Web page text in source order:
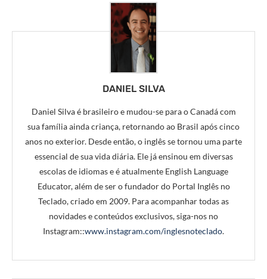
DANIEL SILVA
Daniel Silva é brasileiro e mudou-se para o Canadá com
sua família ainda criança, retornando ao Brasil após cinco
anos no exterior. Desde então, o inglês se tornou uma parte
essencial de sua vida diária. Ele já ensinou em diversas
escolas de idiomas e é atualmente English Language
Educator, além de ser o fundador do Portal Inglês no
Teclado, criado em 2009. Para acompanhar todas as
novidades e conteúdos exclusivos, siga-nos no
Instagram::www.instagram.com/inglesnoteclado.